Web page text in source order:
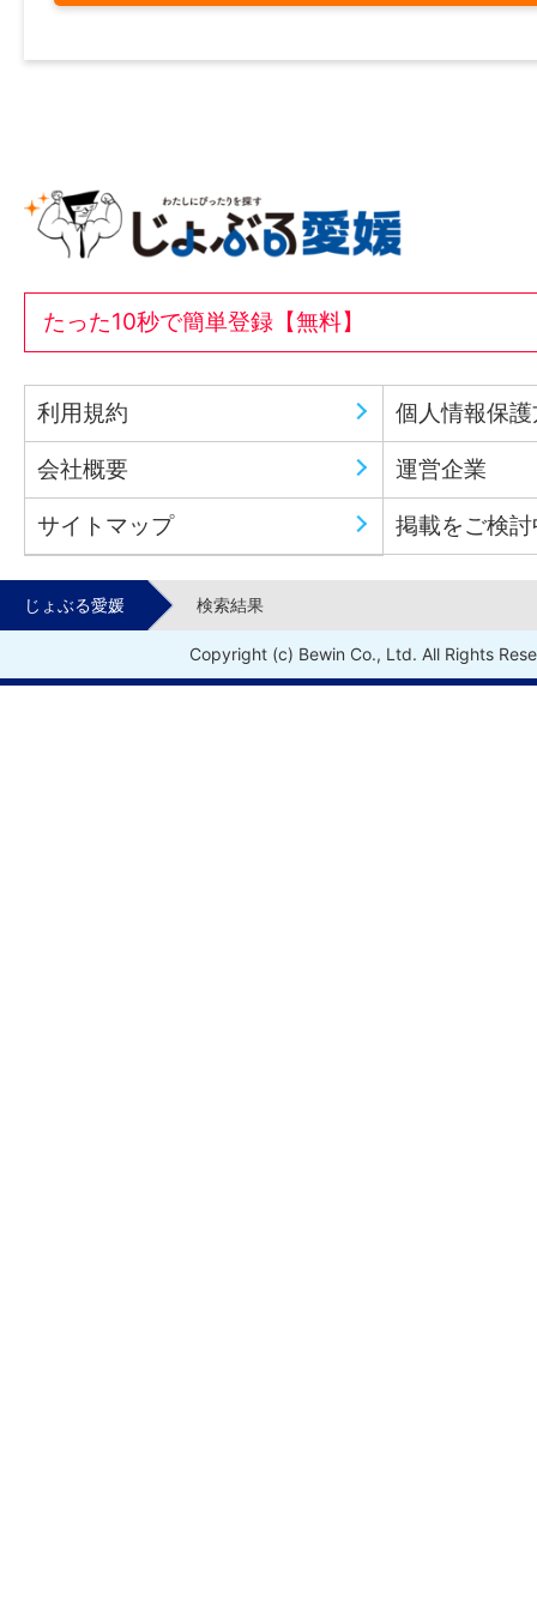
たった10秒で簡単登録【無料】
利用規約 個人情報保
会社概要 運営企業
サイトマップ 掲載をご検
じょぶる愛媛 検索結果
Copyright (c) Bewin Co., Ltd. All Rights